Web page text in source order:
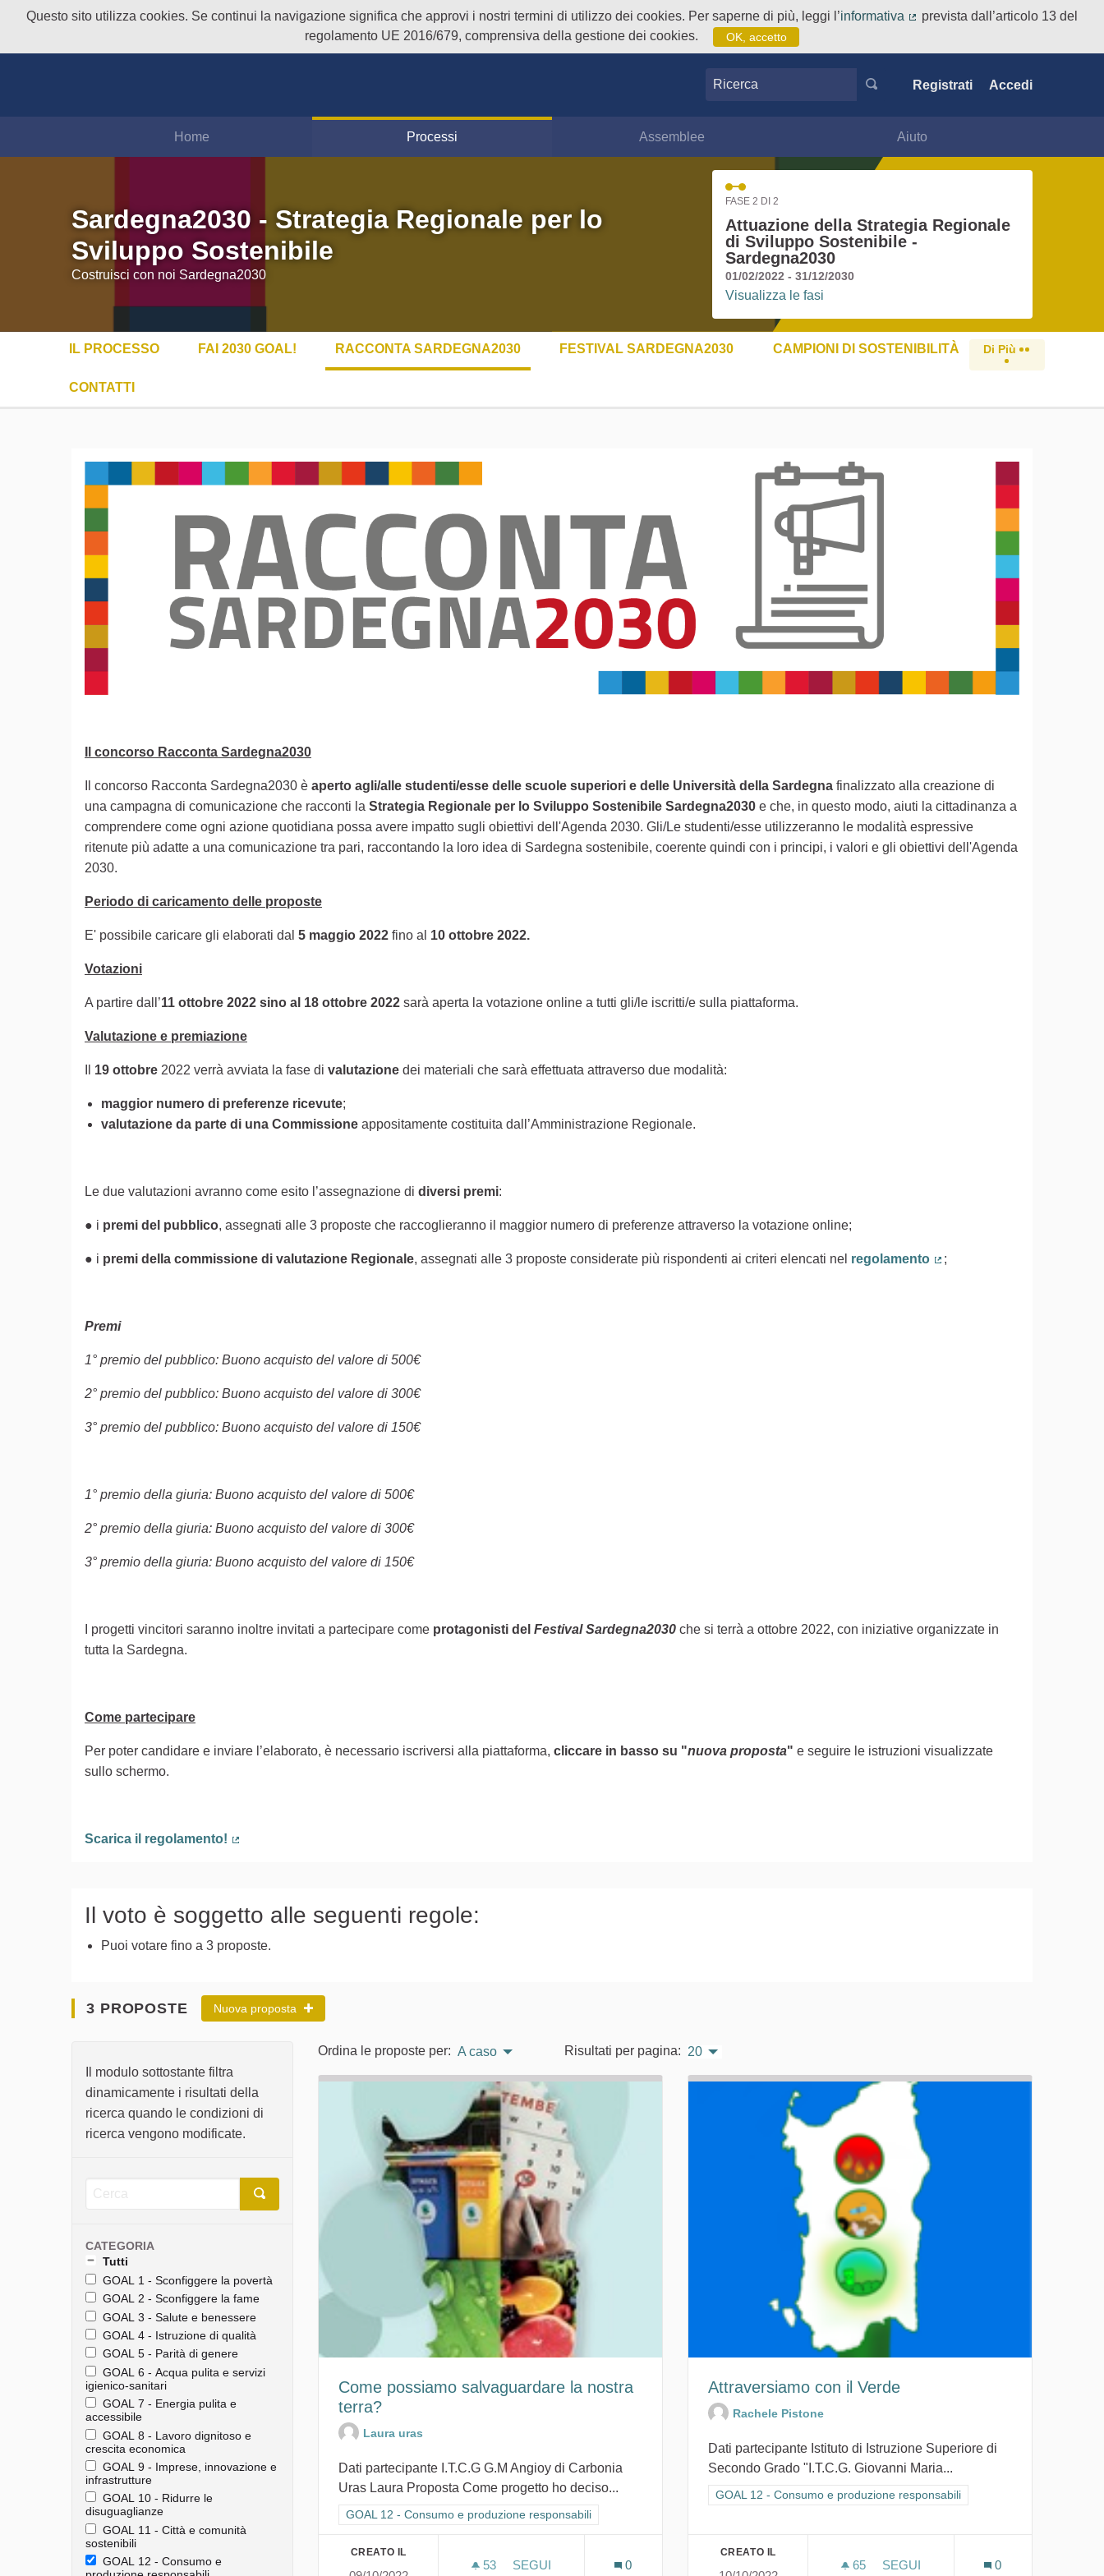
Questo sito utilizza cookies. Se continui la navigazione significa che approvi i nostri termini di utilizzo dei cookies. Per saperne di più, leggi l’informativa
prevista dall’articolo 13 del
regolamento UE 2016/679, comprensiva della gestione dei cookies.
OK, accetto
Ricerca Registrati Accedi
Home Processi Assemblee Aiuto
Sardegna2030 - Strategia Regionale per lo
Sviluppo Sostenibile
Costruisci con noi Sardegna2030
FASE 2 DI 2
Attuazione della Strategia Regionale
di Sviluppo Sostenibile -
Sardegna2030
01/02/2022 - 31/12/2030
Visualizza le fasi
IL PROCESSO FAI 2030 GOAL! RACCONTA SARDEGNA2030 FESTIVAL SARDEGNA2030 CAMPIONI DI SOSTENIBILITÀ
CONTATTI
Di Più
Il concorso Racconta Sardegna2030
Il concorso Racconta Sardegna2030 è aperto agli/alle studenti/esse delle scuole superiori e delle Università della Sardegna finalizzato alla creazione di
una campagna di comunicazione che racconti la Strategia Regionale per lo Sviluppo Sostenibile Sardegna2030 e che, in questo modo, aiuti la cittadinanza a
comprendere come ogni azione quotidiana possa avere impatto sugli obiettivi dell'Agenda 2030. Gli/Le studenti/esse utilizzeranno le modalità espressive
ritenute più adatte a una comunicazione tra pari, raccontando la loro idea di Sardegna sostenibile, coerente quindi con i principi, i valori e gli obiettivi dell'Agenda
2030.
Periodo di caricamento delle proposte
E' possibile caricare gli elaborati dal 5 maggio 2022 fino al 10 ottobre 2022.
Votazioni
A partire dall’11 ottobre 2022 sino al 18 ottobre 2022 sarà aperta la votazione online a tutti gli/le iscritti/e sulla piattaforma.
Valutazione e premiazione
19 ottobre 2022 verrà avviata la fase di valutazione dei materiali che sarà effettuata attraverso due modalità:
maggior numero di preferenze ricevute;
valutazione da parte di una Commissione appositamente costituita dall’Amministrazione Regionale.
Le due valutazioni avranno come esito l’assegnazione di diversi premi:
● i premi del pubblico, assegnati alle 3 proposte che raccoglieranno il maggior numero di preferenze attraverso la votazione online;
● i premi della commissione di valutazione Regionale, assegnati alle 3 proposte considerate più rispondenti ai criteri elencati nel regolamento
;
Premi
1° premio del pubblico: Buono acquisto del valore di 500€
2° premio del pubblico: Buono acquisto del valore di 300€
3° premio del pubblico: Buono acquisto del valore di 150€
1° premio della giuria: Buono acquisto del valore di 500€
2° premio della giuria: Buono acquisto del valore di 300€
3° premio della giuria: Buono acquisto del valore di 150€
I progetti vincitori saranno inoltre invitati a partecipare come protagonisti del Festival Sardegna2030 che si terrà a ottobre 2022, con iniziative organizzate in
tutta la Sardegna.
Come partecipare
Per poter candidare e inviare l’elaborato, è necessario iscriversi alla piattaforma, cliccare in basso su "nuova proposta" e seguire le istruzioni visualizzate
sullo schermo.
Scarica il regolamento!
Il voto è soggetto alle seguenti regole:
Puoi votare fino a 3 proposte.
3 PROPOSTE Nuova proposta
Il modulo sottostante filtra
dinamicamente i risultati della
ricerca quando le condizioni di
ricerca vengono modificate.
CATEGORIA
Tutti
GOAL 1 - Sconfiggere la povertà
GOAL 2 - Sconfiggere la fame
GOAL 3 - Salute e benessere
GOAL 4 - Istruzione di qualità
GOAL 5 - Parità di genere
GOAL 6 - Acqua pulita e servizi
igienico-sanitari
GOAL 7 - Energia pulita e
accessibile
GOAL 8 - Lavoro dignitoso e
crescita economica
GOAL 9 - Imprese, innovazione e
infrastrutture
GOAL 10 - Ridurre le
disuguaglianze
GOAL 11 - Città e comunità
sostenibili
GOAL 12 - Consumo e
Ordina le proposte per: A caso Risultati per pagina: 20
Come possiamo salvaguardare la nostra
terra?
Laura uras
Dati partecipante I.T.C.G G.M Angioy di Carbonia
Uras Laura Proposta Come progetto ho deciso...
Filtra i risultati per categoria: GOAL 12 - Consumo e produzione responsabili
GOAL 12 - Consumo e produzione responsabili
CREATO IL
53 53 SOSTENITORI
SEGUI
0
Attraversiamo con il Verde
Rachele Pistone
Dati partecipante Istituto di Istruzione Superiore di
Secondo Grado "I.T.C.G. Giovanni Maria...
Filtra i risultati per categoria: GOAL 12 - Consumo e produzione
GOAL 12 - Consumo e produzione responsabili
CREATO IL
65 65 SOSTENITORI
SEGUI
0